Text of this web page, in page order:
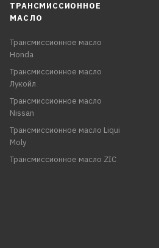
ТРАНСМИССИОННОЕ
МАСЛО
Трансмиссионное масло
Honda
Трансмиссионное масло
Лукойл
Трансмиссионное масло
Nissan
Трансмиссионное масло Liqui
Moly
Трансмиссионное масло ZIC